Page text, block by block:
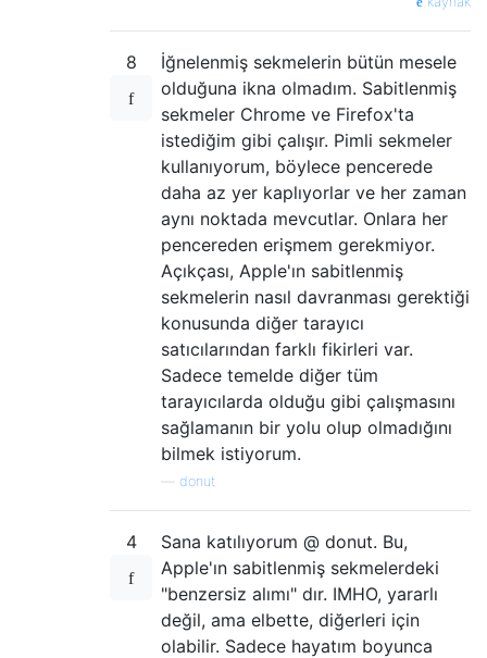
8
İğnelenmiş sekmelerin bütün mesele
olduğuna ikna olmadım. Sabitlenmiş
sekmeler Chrome ve Firefox'ta
istediğim gibi çalışır. Pimli sekmeler
kullanıyorum, böylece pencerede
daha az yer kaplıyorlar ve her zaman
aynı noktada mevcutlar. Onlara her
pencereden erişmem gerekmiyor.
Açıkçası, Apple'ın sabitlenmiş
sekmelerin nasıl davranması gerektiği
konusunda diğer tarayıcı
satıcılarından farklı fikirleri var.
Sadece temelde diğer tüm
tarayıcılarda olduğu gibi çalışmasını
sağlamanın bir yolu olup olmadığını
bilmek istiyorum.
donut
4
Sana katılıyorum @ donut. Bu,
Apple'ın sabitlenmiş sekmelerdeki
"benzersiz alımı" dır. IMHO, yararlı
değil, ama elbette, diğerleri için
olabilir. Sadece hayatım boyunca